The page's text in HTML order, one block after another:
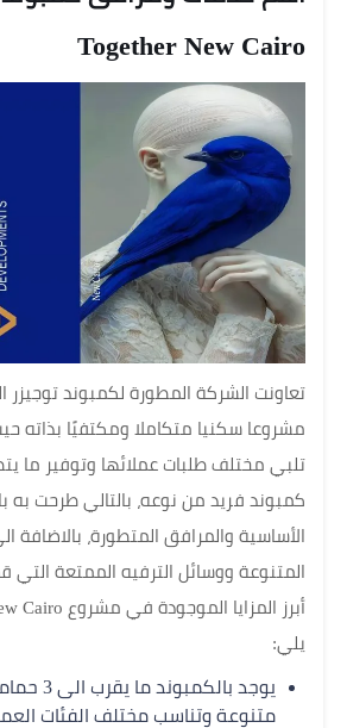
Together New Cairo
تعاونت الشركة المطورة لكمبوند توجيزر
مشروعا سكنيا متكاملا ومكتفيًا بذاته
تلبي مختلف طلبات عملائها وتوفير ما
كمبوند فريد من نوعه، بالتالي طرحت به
الأساسية والمرافق المتطورة، بالاضافة
المتنوعة ووسائل الترفيه الممتعة
يلي:
يوجد
متنوعة وتناسب مختلف الفئات